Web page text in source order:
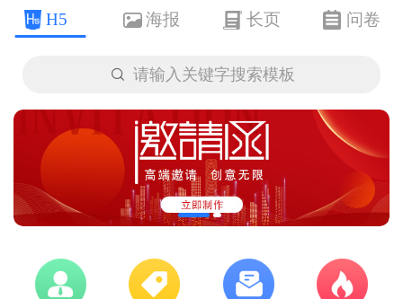
H5 海报 长页 问卷
 请输入关键字搜索模板